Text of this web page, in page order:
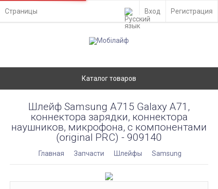
Страницы Вход Регистрация
Каталог товаров
Шлейф Samsung A715 Galaxy A71,
коннектора зарядки, коннектора
наушников, микрофона, с компонентами
(original PRC) - 909140
Главная Запчасти Шлейфы Samsung